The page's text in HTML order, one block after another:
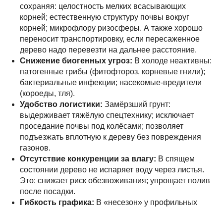
сохраняя: целостность мелких всасывающих
корней; естественную структуру почвы вокруг
корней; микрофлору ризосферы. А также хорошо
переносит транспортировку, если пересаженное
дерево надо перевезти на дальнее расстояние.
Снижение биогенных угроз: В холоде неактивны:
патогенные грибы (фитофтороз, корневые гнили);
бактериальные инфекции; насекомые‑вредители
(короеды, тля).
Удобство логистики: Замёрзший грунт:
выдерживает тяжёлую спецтехнику; исключает
проседание почвы под колёсами; позволяет
подъезжать вплотную к дереву без повреждения
газонов.
Отсутствие конкуренции за влагу: В спящем
состоянии дерево не испаряет воду через листья.
Это: снижает риск обезвоживания; упрощает полив
после посадки.
Гибкость графика: В «несезон» у профильных